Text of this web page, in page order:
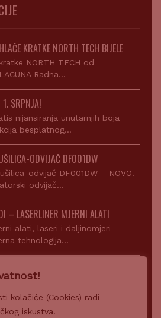
kolačiće (Cookies) radi
iskustva.
KRATKE NORTH TECH BIJELE
NORTH TECH od
Radna…
SRPNJA!
nijansiranja unutarnjih boja
besplatnog…
ODVIJAČ DF001DW
odvijač DF001DW – NOVO!
odvijač…
– LASERLINER MJERNI ALATI
alati, laseri i daljinomjeri
tehnologija…
15L + SIGILL ACRYL
Classic 15l dobijete gratis Sigill